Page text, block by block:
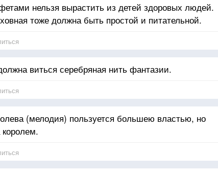
нельзя вырастить из детей здоровых людей.
тоже должна быть простой и питательной.
виться серебряная нить фантазии.
(мелодия) пользуется большею властью, но
королем.